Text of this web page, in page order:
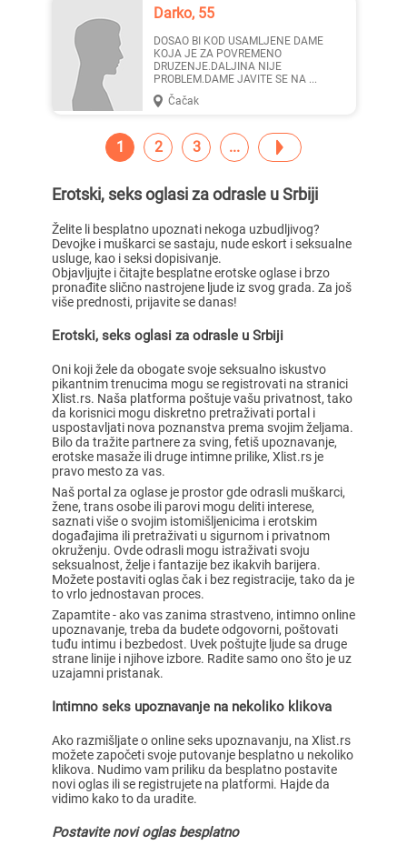
Darko, 55
DOSAO BI KOD USAMLJENE DAME
KOJA JE ZA POVREMENO
DRUZENJE.DALJINA NIJE
PROBLEM.DAME JAVITE SE NA ...
Čačak
1 2 3
Erotski, seks oglasi za odrasle u Srbiji
Želite li besplatno upoznati nekoga uzbudljivog?
Devojke i muškarci se sastaju, nude eskort i seksualne
usluge, kao i seksi dopisivanje.
Objavljujte i čitajte besplatne erotske oglase i brzo
pronađite slično nastrojene ljude iz svog grada. Za još
više prednosti, prijavite se danas!
Erotski, seks oglasi za odrasle u Srbiji
Oni koji žele da obogate svoje seksualno iskustvo
pikantnim trenucima mogu se registrovati na stranici
Xlist.rs. Naša platforma poštuje vašu privatnost, tako
da korisnici mogu diskretno pretraživati portal i
uspostavljati nova poznanstva prema svojim željama.
Bilo da tražite partnere za sving, fetiš upoznavanje,
erotske masaže ili druge intimne prilike, Xlist.rs je
pravo mesto za vas.
Naš portal za oglase je prostor gde odrasli muškarci,
žene, trans osobe ili parovi mogu deliti interese,
saznati više o svojim istomišljenicima i erotskim
događajima ili pretraživati u sigurnom i privatnom
okruženju. Ovde odrasli mogu istraživati svoju
seksualnost, želje i fantazije bez ikakvih barijera.
Možete postaviti oglas čak i bez registracije, tako da je
to vrlo jednostavan proces.
Zapamtite - ako vas zanima strastveno, intimno online
upoznavanje, treba da budete odgovorni, poštovati
tuđu intimu i bezbedost. Uvek poštujte ljude sa druge
strane linije i njihove izbore. Radite samo ono što je uz
uzajamni pristanak.
Intimno seks upoznavanje na nekoliko klikova
Ako razmišljate o online seks upoznavanju, na Xlist.rs
možete započeti svoje putovanje besplatno u nekoliko
klikova. Nudimo vam priliku da besplatno postavite
novi oglas ili se registrujete na platformi. Hajde da
vidimo kako to da uradite.
Postavite novi oglas besplatno